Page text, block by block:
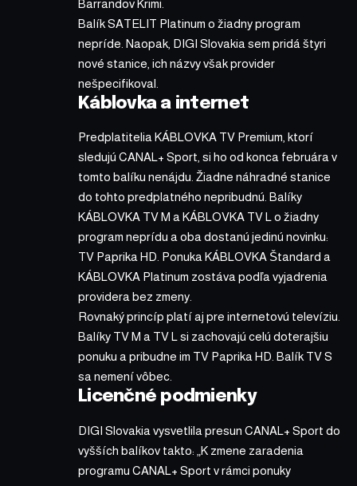
Barrandov Krimi.
Balík SATELIT Platinum o žiadny program
nepríde. Naopak, DIGI Slovakia sem pridá štyri
nové stanice, ich názvy však provider
nešpecifikoval.
Káblovka a internet
Predplatitelia KÁBLOVKA TV Premium, ktorí
sledujú CANAL+ Sport, si ho od konca februára v
tomto balíku nenájdu. Žiadne náhradné stanice
do tohto predplatného nepribudnú. Balíky
KÁBLOVKA TV M a KÁBLOVKA TV L o žiadny
program neprídu a oba dostanú jedinú novinku:
TV Paprika HD. Ponuka KÁBLOVKA Štandard a
KÁBLOVKA Platinum zostáva podľa vyjadrenia
providera bez zmeny.
Rovnaký princíp platí aj pre internetovú televíziu.
Balíky TV M a TV L si zachovajú celú doterajšiu
ponuku a pribudne im TV Paprika HD. Balík TV S
sa nemení vôbec.
Licenčné podmienky
DIGI Slovakia vysvetlila presun CANAL+ Sport do
vyšších balíkov takto: „K zmene zaradenia
programu CANAL+ Sport v rámci ponuky